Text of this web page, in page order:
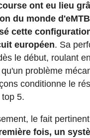
ont eu lieu
du monde
cette
européen. Sa
le début, roulant
problème
conditionne le
top 5.
le fait
fois, un